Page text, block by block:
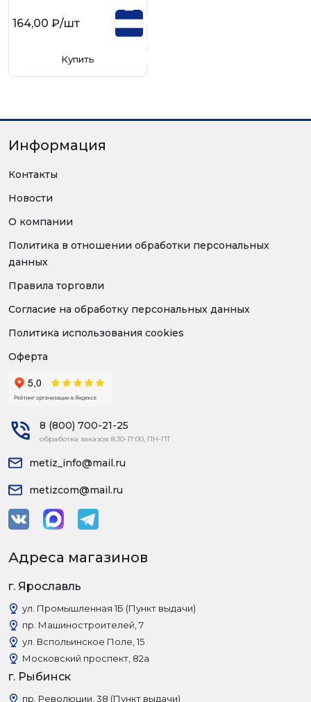
164,00 ₽/шт
Купить
Информация
Контакты
Новости
О компании
Политика в отношении обработки персональных
данных
Правила торговли
Согласие на обработку персональных данных
Политика использования cookies
Оферта
8 (800) 700-21-25
обработка заказов 8:30-17:00, ПН-ПТ
metiz_info@mail.ru
metizcom@mail.ru
Адреса магазинов
г. Ярославль
ул. Промышленная 1Б (Пункт выдачи)
пр. Машиностроителей, 7
ул. Вспольинское Поле, 15
Московский проспект, 82а
г. Рыбинск
пр. Революции, 38 (Пункт выдачи)